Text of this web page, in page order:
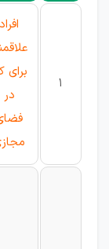
1
افراد
برای
در